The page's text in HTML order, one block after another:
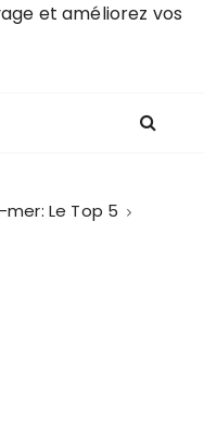
et améliorez vos
Le Top 5